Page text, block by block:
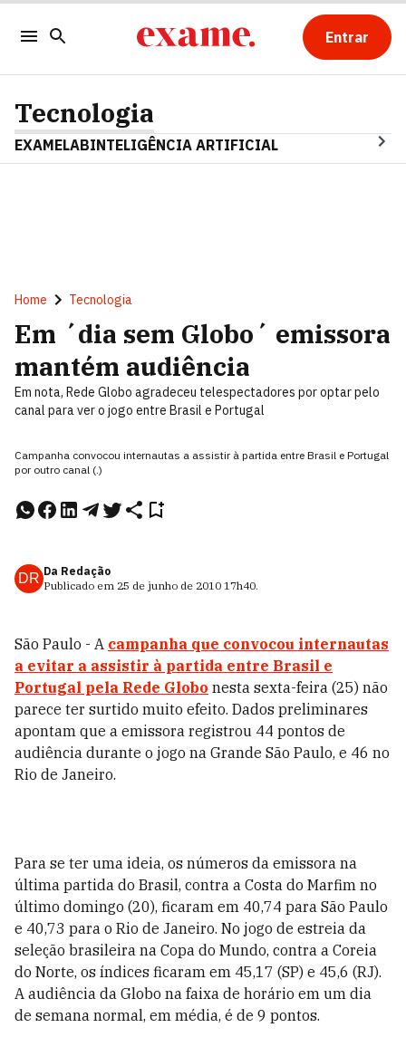
Entrar
Tecnologia
EXAMELABINTELIGÊNCIA ARTIFICIAL
Home Tecnologia
Em ´dia sem Globo´ emissora
mantém audiência
Em nota, Rede Globo agradeceu telespectadores por optar pelo
canal para ver o jogo entre Brasil e Portugal
Campanha convocou internautas a assistir à partida entre Brasil e Portugal
por outro canal (.)
DR Da Redação
Publicado em 25 de junho de 2010 17h40.
São Paulo - A campanha que convocou internautas
a evitar a assistir à partida entre Brasil e
Portugal pela Rede Globo nesta sexta-feira (25) não
parece ter surtido muito efeito. Dados preliminares
apontam que a emissora registrou 44 pontos de
audiência durante o jogo na Grande São Paulo, e 46 no
Rio de Janeiro.
Para se ter uma ideia, os números da emissora na
última partida do Brasil, contra a Costa do Marfim no
último domingo (20), ficaram em 40,74 para São Paulo
e 40,73 para o Rio de Janeiro. No jogo de estreia da
seleção brasileira na Copa do Mundo, contra a Coreia
do Norte, os índices ficaram em 45,17 (SP) e 45,6 (RJ).
A audiência da Globo na faixa de horário em um dia
de semana normal, em média, é de 9 pontos.